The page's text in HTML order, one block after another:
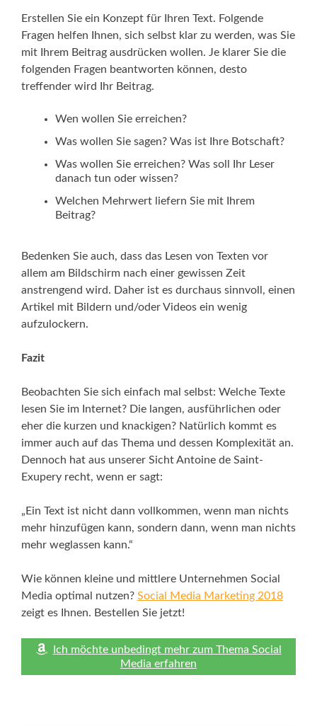
Erstellen Sie ein Konzept für Ihren Text. Folgende
Fragen helfen Ihnen, sich selbst klar zu werden, was Sie
mit Ihrem Beitrag ausdrücken wollen. Je klarer Sie die
folgenden Fragen beantworten können, desto
treffender wird Ihr Beitrag.
Wen wollen Sie erreichen?
Was wollen Sie sagen? Was ist Ihre Botschaft?
Was wollen Sie erreichen? Was soll Ihr Leser
danach tun oder wissen?
Welchen Mehrwert liefern Sie mit Ihrem
Beitrag?
Bedenken Sie auch, dass das Lesen von Texten vor
allem am Bildschirm nach einer gewissen Zeit
anstrengend wird. Daher ist es durchaus sinnvoll, einen
Artikel mit Bildern und/oder Videos ein wenig
aufzulockern.
Fazit
Beobachten Sie sich einfach mal selbst: Welche Texte
lesen Sie im Internet? Die langen, ausführlichen oder
eher die kurzen und knackigen? Natürlich kommt es
immer auch auf das Thema und dessen Komplexität an.
Dennoch hat aus unserer Sicht Antoine de Saint-
Exupery recht, wenn er sagt:
„Ein Text ist nicht dann vollkommen, wenn man nichts
mehr hinzufügen kann, sondern dann, wenn man nichts
mehr weglassen kann.“
Wie können kleine und mittlere Unternehmen Social
Media optimal nutzen? Social Media Marketing 2018
zeigt es Ihnen. Bestellen Sie jetzt!
Ich möchte unbedingt mehr zum Thema Social
Media erfahren